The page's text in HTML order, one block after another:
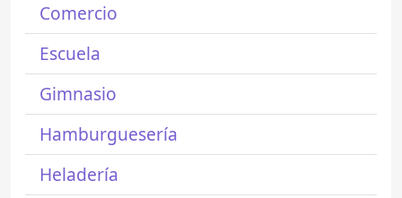
Comercio
Escuela
Gimnasio
Hamburguesería
Heladería